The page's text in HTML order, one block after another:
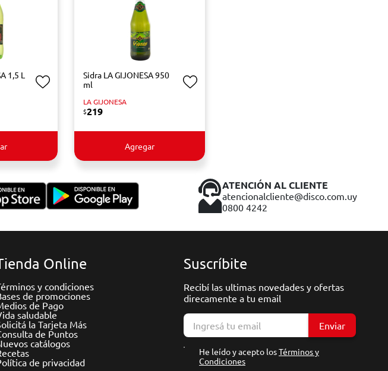
1,5 L
Sidra LA GIJONESA 950
ml
LA GIJONESA
$219
Agregar
ATENCIÓN AL CLIENTE
atencionalcliente@disco.com.uy
0800 4242
Online
y condiciones
de promociones
de Pago
saludable
la Tarjeta Más
de Puntos
catálogos
de privacidad
Suscríbite
Recibí las ultimas novedades y ofertas
direcamente a tu email
Enviar
He leído y acepto losTérminos y
Condiciones